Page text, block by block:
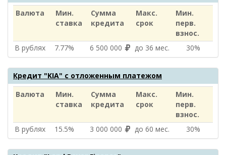
Валюта
Мин.
ставка
Сумма
кредита
Макс.
срок
Мин.
перв.
взнос.
В рублях
7.77% 6 500 000 до 36 мес. 30%
Кредит "KIA" с отложенным платежом
Валюта
Мин.
ставка
Сумма
кредита
Макс.
срок
Мин.
перв.
взнос.
В рублях
15.5% 3 000 000 до 60 мес. 30%